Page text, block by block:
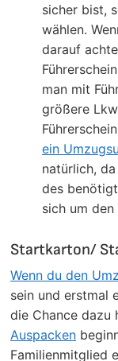
sicher bist,
wählen.
darauf
man mit
größere
ein
natürlich,
des
sich um
Startkarton/
Wenn du den
sein und erstmal
die Chance dazu
Auspacken
Familienmitglied